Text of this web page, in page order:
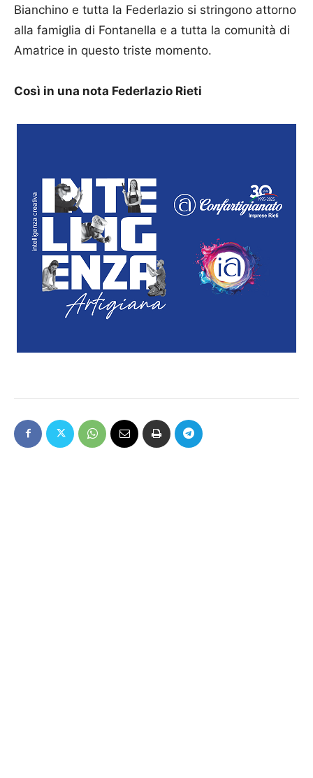
Bianchino e tutta la Federlazio si stringono attorno
alla famiglia di Fontanella e a tutta la comunità di
Amatrice in questo triste momento.
Così in una nota Federlazio Rieti